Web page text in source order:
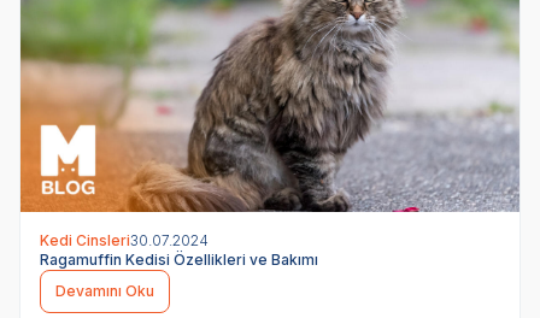
Kedi Cinsleri30.07.2024
Ragamuffin Kedisi Özellikleri ve Bakımı
Devamını Oku